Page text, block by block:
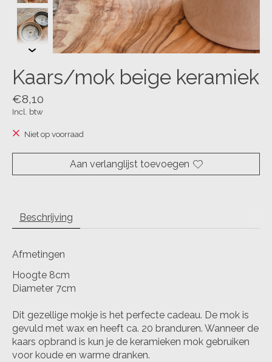
Kaars/mok beige keramiek
€8,10
Incl. btw
Niet op voorraad
Aan verlanglijst toevoegen
Beschrijving
Afmetingen
Hoogte 8cm
Diameter 7cm
Dit gezellige mokje is het perfecte cadeau. De mok is
gevuld met wax en heeft ca. 20 branduren. Wanneer de
kaars opbrand is kun je de keramieken mok gebruiken
voor koude en warme dranken.